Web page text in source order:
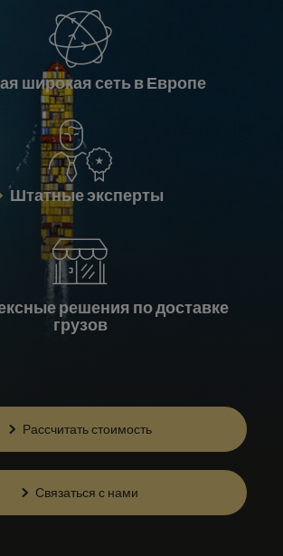
широкая сеть в Европе
Штатные эксперты
решения по доставке
грузов
Рассчитать стоимость
Связаться с нами